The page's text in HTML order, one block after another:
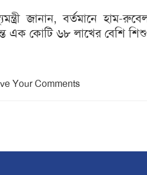
জানান, বর্তমানে
এক কোটি ৬৮ লাখের বেশি
Your Comments